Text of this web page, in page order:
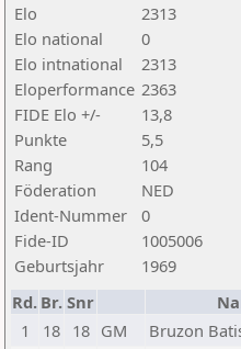
Elo
2313
Elo national
0
Elo intnational
2313
Eloperformance 2363
FIDE Elo +/-
13,8
Punkte
5,5
Rang
104
Föderation
NED
Ident-Nummer
0
Fide-ID
1005006
Geburtsjahr
1969
Rd. Br. Snr
1
18 18 GM Bruzon